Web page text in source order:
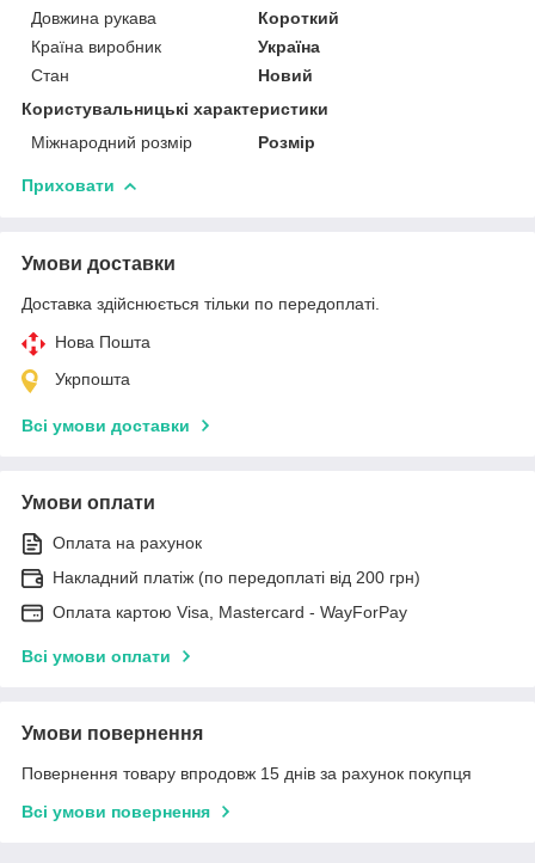
Довжина рукава
Короткий
Країна виробник
Україна
Стан
Новий
Користувальницькі характеристики
Міжнародний розмір
Розмір
Приховати
Умови доставки
Доставка здійснюється тільки по передоплаті.
Нова Пошта
Укрпошта
Всі умови доставки
Умови оплати
Оплата на рахунок
Накладний платіж (по передоплаті від 200 грн)
Оплата картою Visa, Mastercard - WayForPay
Всі умови оплати
Умови повернення
Повернення товару впродовж 15 днів за рахунок покупця
Всі умови повернення